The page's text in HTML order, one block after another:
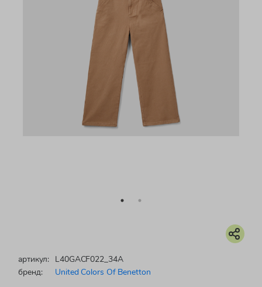
артикул: L40GACF022_34A
бренд:
United Colors Of Benetton